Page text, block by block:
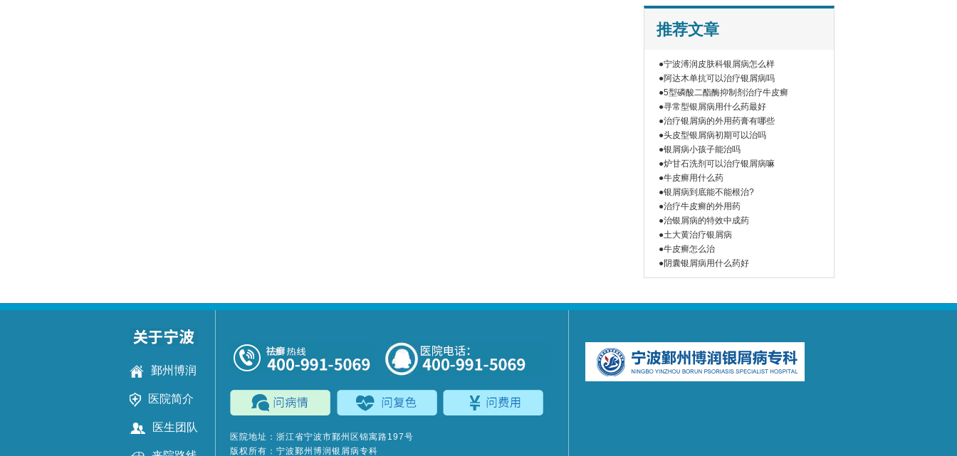
推荐文章
●宁波溥润皮肤科银屑病怎么样
●阿达木单抗可以治疗银屑病吗
●5型磷酸二酯酶抑制剂治疗牛皮癣
●寻常型银屑病用什么药最好
●治疗银屑病的外用药膏有哪些
●头皮型银屑病初期可以治吗
●银屑病小孩子能治吗
●炉甘石洗剂可以治疗银屑病嘛
●牛皮癣用什么药
●银屑病到底能不能根治?
●治疗牛皮癣的外用药
●治银屑病的特效中成药
●土大黄治疗银屑病
●牛皮癣怎么治
●阴囊银屑病用什么药好
鄞州博润
医院简介
医生团队
医院地址：浙江省宁波市鄞州区锦寓路197号
版权所有：宁波鄞州博润银屑病专科